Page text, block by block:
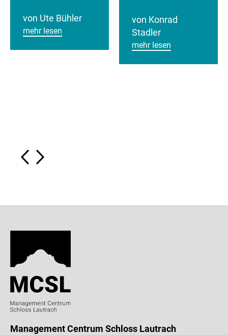
von Ute Bühler
mehr lesen
von Konrad
Stadler
mehr lesen
Management Centrum Schloss Lautrach